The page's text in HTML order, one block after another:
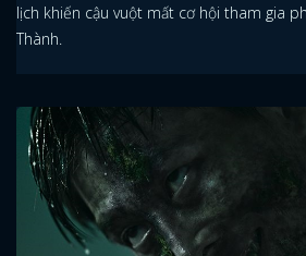
ĐĂNG
lịch khiến cậu vuột mất cơ hội tham gia
Thành.